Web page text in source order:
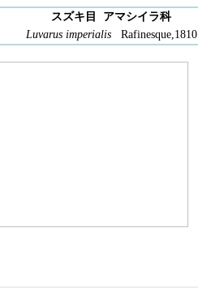
スズキ目 アマシイラ科
Luvarus imperialis
Rafinesque,1810